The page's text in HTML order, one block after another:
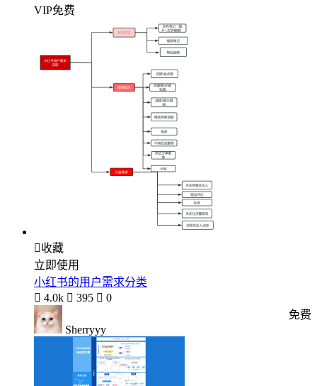
VIP免费
收藏
立即使用
小红书的用户需求分类
 4.0k  395  0
Sherryyy
免费